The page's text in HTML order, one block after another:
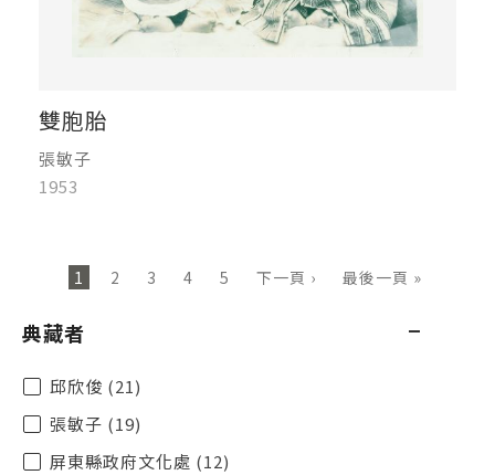
雙胞胎
張敏子
1953
頁面
1 2 3 4 5 下一頁 › 最後一頁 »
典藏者
邱欣俊 (21)
張敏子 (19)
屏東縣政府文化處 (12)